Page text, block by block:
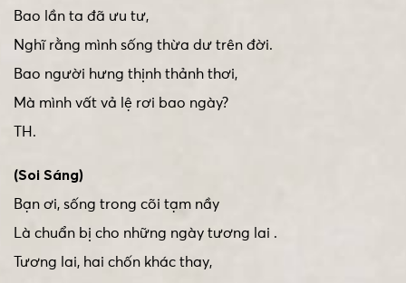
Bao lần ta đã ưu tư,
Nghĩ rằng mình sống thừa dư trên đời.
Bao người hưng thịnh thảnh thơi,
Mà mình vất vả lệ rơi bao ngày?
TH.
(Soi Sáng)
Bạn ơi, sống trong cõi tạm nầy
Là chuẩn bị cho những ngày tương lai .
Tương lai, hai chốn khác thay,